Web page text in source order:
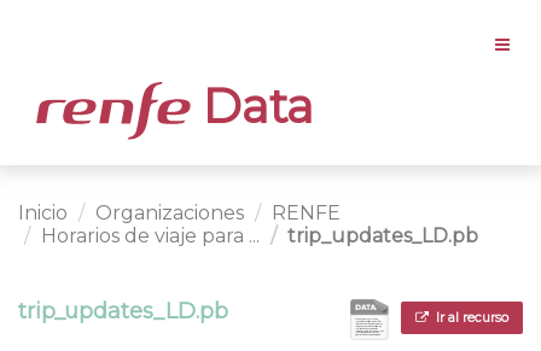
Data
Inicio Organizaciones
RENFE
Horarios de viaje para ...
trip_updates_LD.pb
Ir al recurso
trip_updates_LD.pb